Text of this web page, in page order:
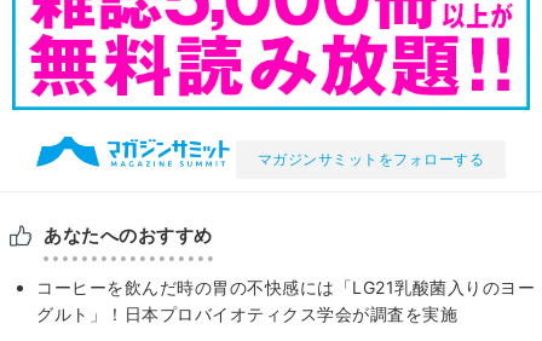
マガジンサミットをフォローする
あなたへのおすすめ
コーヒーを飲んだ時の胃の不快感には「LG21乳酸菌入りのヨー
グルト」！日本プロバイオティクス学会が調査を実施